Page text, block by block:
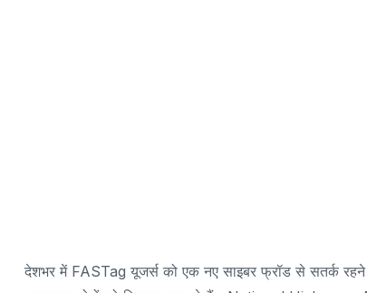
देशभर में FASTag यूजर्स को एक नए साइबर फ्रॉड से सतर्क